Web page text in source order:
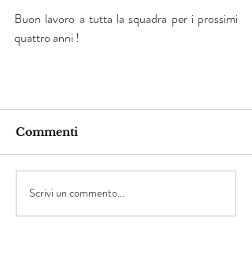
Buon lavoro a tutta la squadra per i prossimi
quattro anni !
Commenti
Scrivi un commento...